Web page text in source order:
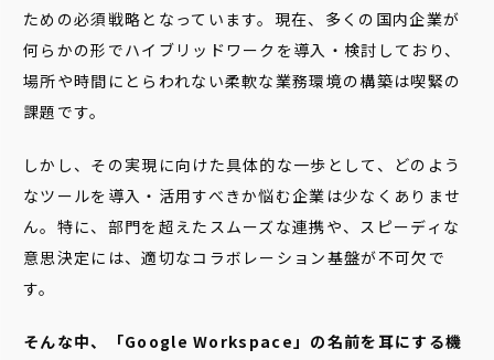
ための必須戦略となっています。現在、多くの国内企業が
何らかの形でハイブリッドワークを導入・検討しており、
場所や時間にとらわれない柔軟な業務環境の構築は喫緊の
課題です。
しかし、その実現に向けた具体的な一歩として、どのよう
なツールを導入・活用すべきか悩む企業は少なくありませ
ん。特に、部門を超えたスムーズな連携や、スピーディな
意思決定には、適切なコラボレーション基盤が不可欠で
す。
そんな中、「Google Workspace」の名前を耳にする機